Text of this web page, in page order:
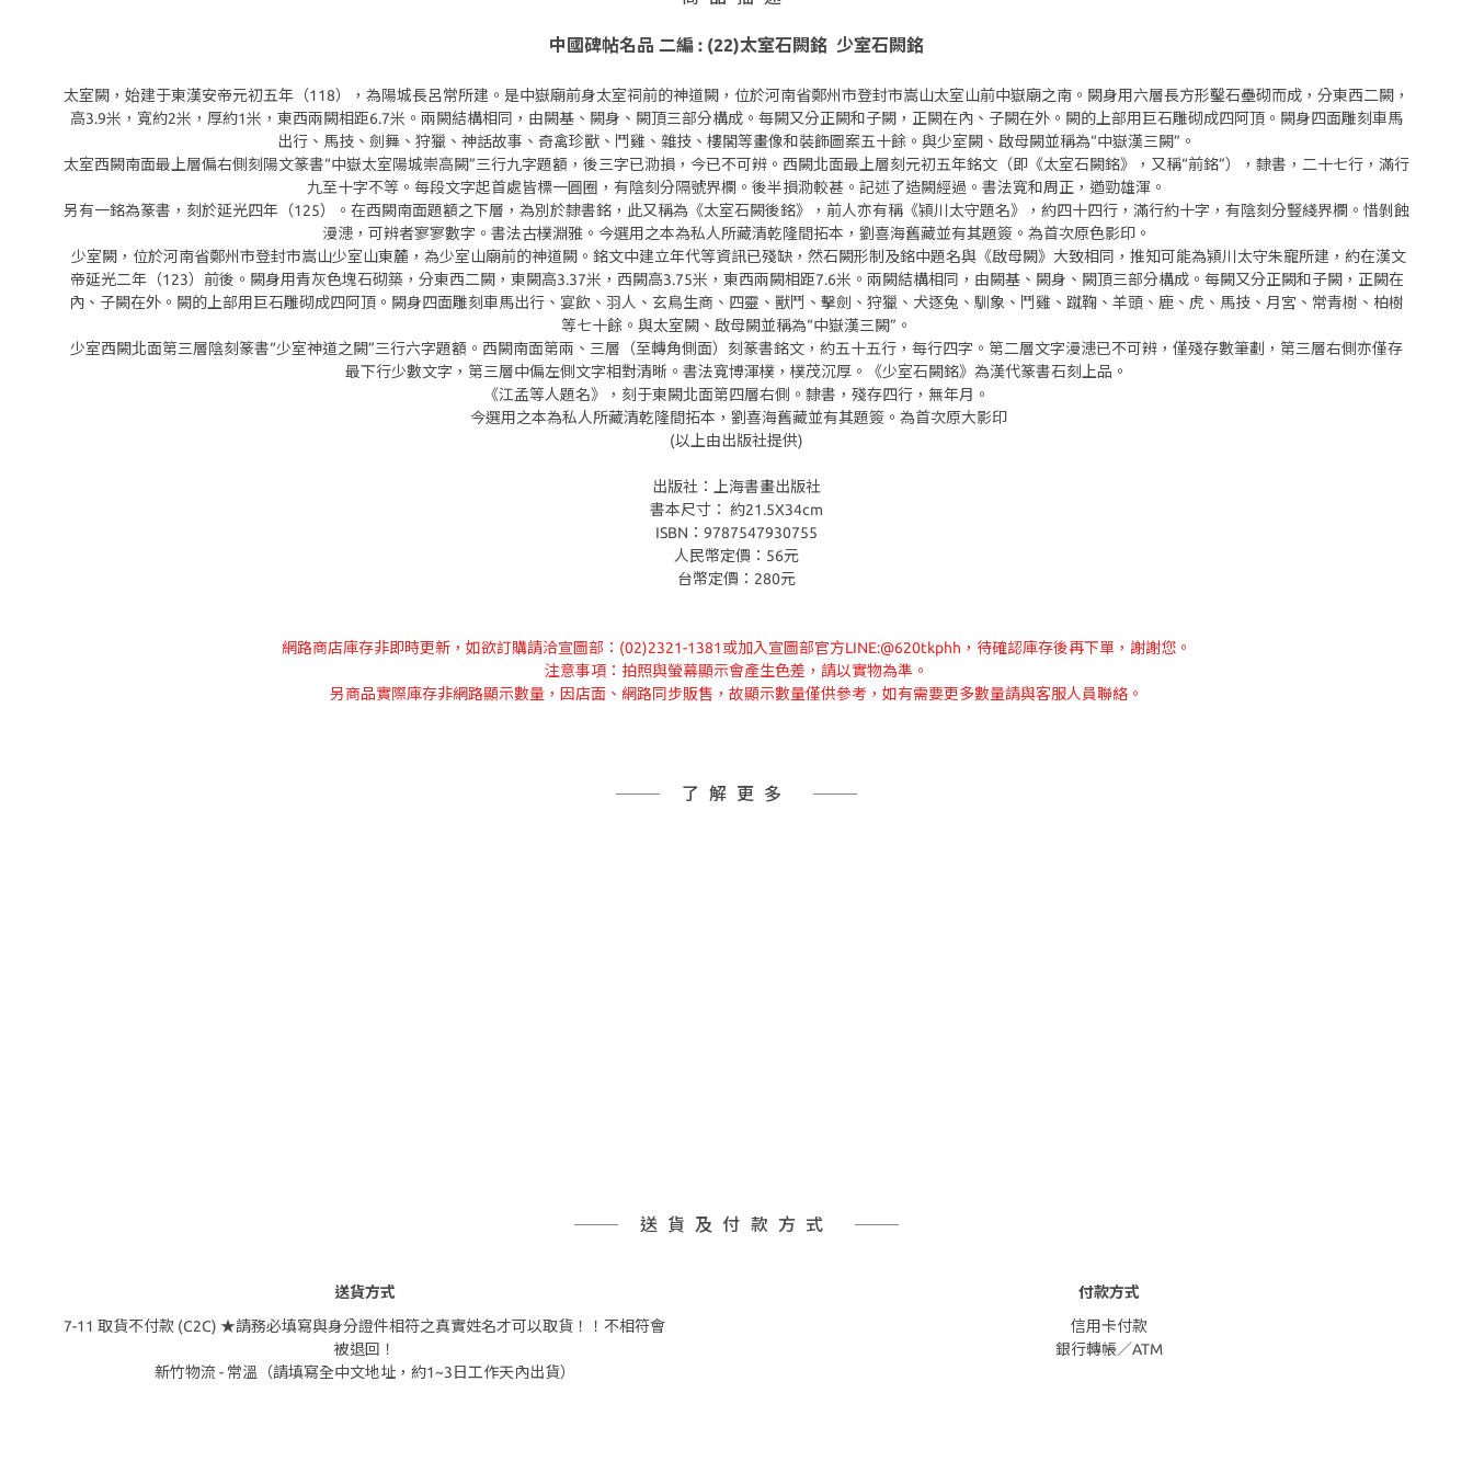
中國碑帖名品 二編 : (22)太室石闕銘 少室石闕銘
太室闕，始建于東漢安帝元初五年（118），為陽城長呂常所建。是中嶽廟前身太室祠前的神道闕，位於河南省鄭州市登封市嵩山太室山前中嶽廟之南。闕身用六層長方形鑿石壘砌而成，分東西二闕，
高3.9米，寬約2米，厚約1米，東西兩闕相距6.7米。兩闕結構相同，由闕基、闕身、闕頂三部分構成。每闕又分正闕和子闕，正闕在內、子闕在外。闕的上部用巨石雕砌成四阿頂。闕身四面雕刻車馬
出行、馬技、劍舞、狩獵、神話故事、奇禽珍獸、鬥雞、雜技、樓閣等畫像和裝飾圖案五十餘。與少室闕、啟母闕並稱為“中嶽漢三闕”。
太室西闕南面最上層偏右側刻陽文篆書“中嶽太室陽城崇高闕”三行九字題額，後三字已泐損，今已不可辨。西闕北面最上層刻元初五年銘文（即《太室石闕銘》，又稱“前銘”），隸書，二十七行，滿行
九至十字不等。每段文字起首處皆標一圓圈，有陰刻分隔號界欄。後半損泐較甚。記述了造闕經過。書法寬和周正，遒勁雄渾。
另有一銘為篆書，刻於延光四年（125）。在西闕南面題額之下層，為別於隸書銘，此又稱為《太室石闕後銘》，前人亦有稱《潁川太守題名》，約四十四行，滿行約十字，有陰刻分豎綫界欄。惜剝蝕
漫漶，可辨者寥寥數字。書法古樸淵雅。今選用之本為私人所藏清乾隆間拓本，劉喜海舊藏並有其題簽。為首次原色影印。
少室闕，位於河南省鄭州市登封市嵩山少室山東麓，為少室山廟前的神道闕。銘文中建立年代等資訊已殘缺，然石闕形制及銘中題名與《啟母闕》大致相同，推知可能為潁川太守朱寵所建，約在漢文
帝延光二年（123）前後。闕身用青灰色塊石砌築，分東西二闕，東闕高3.37米，西闕高3.75米，東西兩闕相距7.6米。兩闕結構相同，由闕基、闕身、闕頂三部分構成。每闕又分正闕和子闕，正闕在
內、子闕在外。闕的上部用巨石雕砌成四阿頂。闕身四面雕刻車馬出行、宴飲、羽人、玄鳥生商、四靈、獸鬥、擊劍、狩獵、犬逐兔、馴象、鬥雞、蹴鞠、羊頭、鹿、虎、馬技、月宮、常青樹、柏樹
等七十餘。與太室闕、啟母闕並稱為“中嶽漢三闕”。
少室西闕北面第三層陰刻篆書“少室神道之闕”三行六字題額。西闕南面第兩、三層（至轉角側面）刻篆書銘文，約五十五行，每行四字。第二層文字漫漶已不可辨，僅殘存數筆劃，第三層右側亦僅存
最下行少數文字，第三層中偏左側文字相對清晰。書法寬博渾樸，樸茂沉厚。《少室石闕銘》為漢代篆書石刻上品。
《江孟等人題名》，刻于東闕北面第四層右側。隸書，殘存四行，無年月。
今選用之本為私人所藏清乾隆間拓本，劉喜海舊藏並有其題簽。為首次原大影印
(以上由出版社提供)
出版社：上海書畫出版社
書本尺寸： 約21.5X34cm
ISBN：9787547930755
人民幣定價：56元
台幣定價：280元
網路商店庫存非即時更新，如欲訂購請洽宣圖部：(02)2321-1381或加入宣圖部官方LINE:@620tkphh，待確認庫存後再下單，謝謝您。
注意事項：拍照與螢幕顯示會產生色差，請以實物為準。
另商品實際庫存非網路顯示數量，因店面、網路同步販售，故顯示數量僅供參考，如有需要更多數量請與客服人員聯絡。
了解更多
送貨及付款方式
送貨方式
7-11 取貨不付款 (C2C) ★請務必填寫與身分證件相符之真實姓名才可以取貨！！不相符會
被退回！
新竹物流 - 常溫（請填寫全中文地址，約1~3日工作天內出貨）
付款方式
信用卡付款
銀行轉帳／ATM